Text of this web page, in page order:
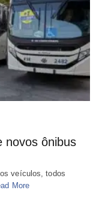
novos ônibus
veículos, todos
More